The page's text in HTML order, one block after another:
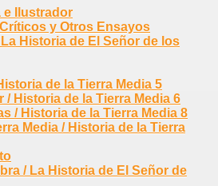
e Ilustrador
y Otros Ensayos
Historia de El Señor de los
de la Tierra Media 5
/ Historia de la Tierra Media 6
/ Historia de la Tierra Media 8
Media / Historia de la Tierra
/ La Historia de El Señor de